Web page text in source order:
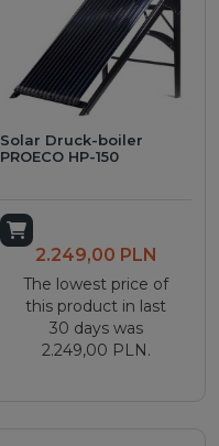
Solar Druck-boiler
PROECO HP-150
Add to cart
2.249,00 PLN
The lowest price of
this product in last
30 days was
2.249,00 PLN.